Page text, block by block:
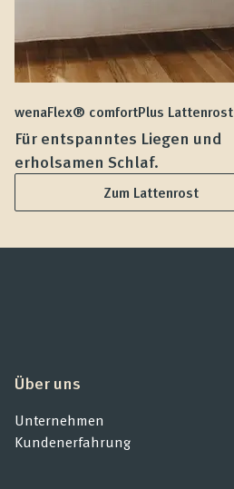
wenaFlex® comfortPlus Lattenrost
Für entspanntes Liegen und
erholsamen Schlaf.
Zum Lattenrost
Über uns
Unternehmen
Kundenerfahrung